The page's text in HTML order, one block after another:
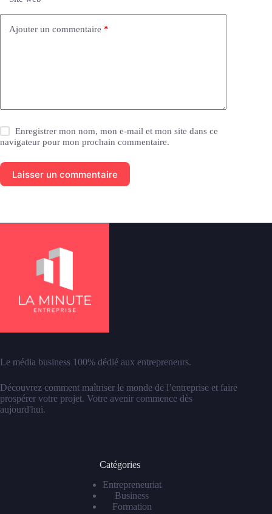
Ajouter un commentaire *
Enregistrer mon nom, mon e-mail et mon site dans ce
navigateur pour mon prochain commentaire.
Laisser un commentaire
e
Le média business 100% dédié aux entrepreneurs.
Découvrez comment maîtriser le monde de l’entreprise et faire
prospérer votre projet. Votre avenir commence dès
aujourd'hui.
Catégories
Entrepreneuriat
Business
Formation